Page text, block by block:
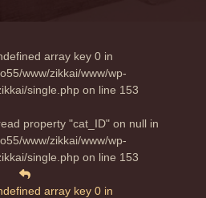
array key 0 in
www/zikkai/www/wp-
single.php on line 153
property "cat_ID" on null in
www/zikkai/www/wp-
single.php on line 153
array key 0 in